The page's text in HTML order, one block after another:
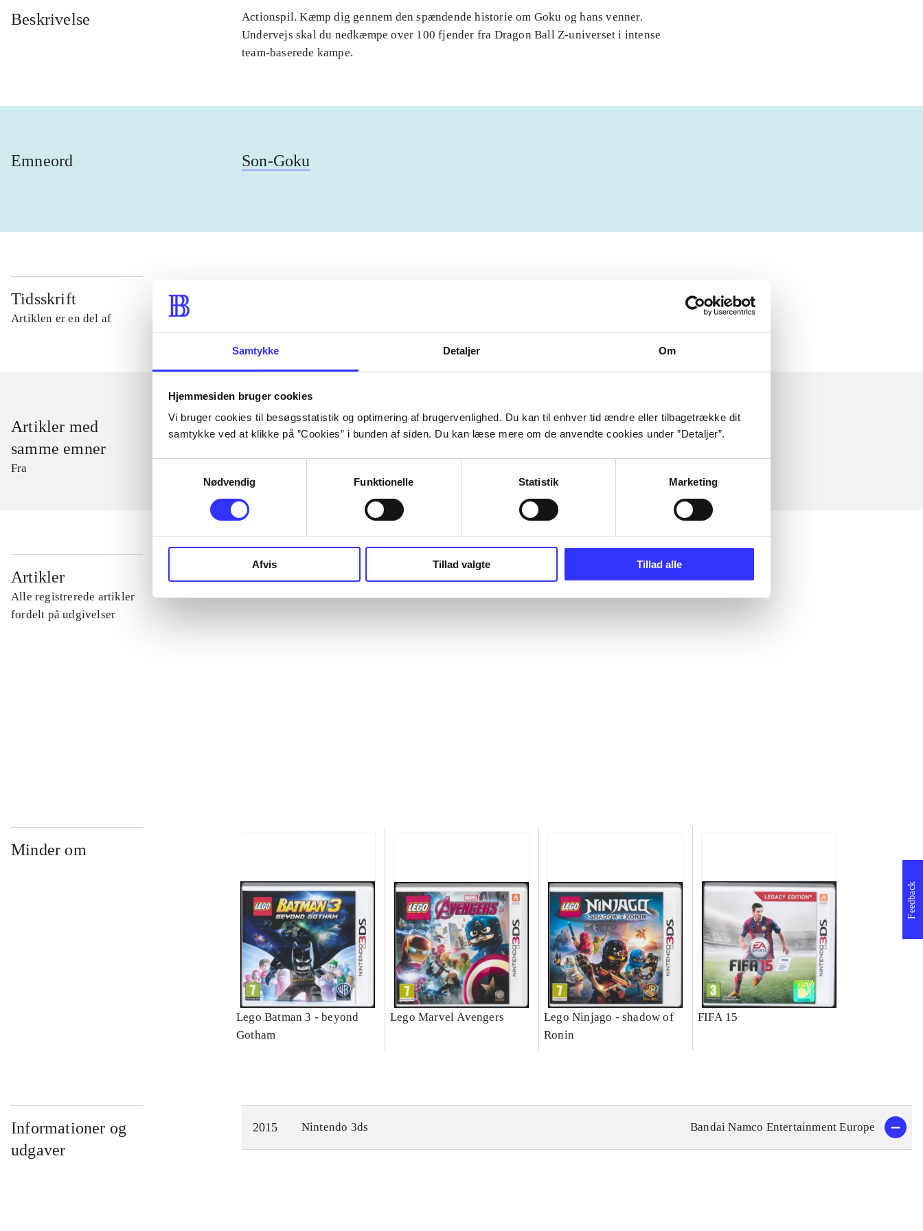
Samtykke Detaljer Om
Hjemmesiden bruger cookies
Vi bruger cookies til besøgsstatistik og optimering af brugervenlighed. Du kan til enhver tid ændre eller tilbagetrække dit
samtykke ved at klikke på ”Cookies” i bunden af siden. Du kan læse mere om de anvendte cookies under ”Detaljer”.
Nødvendig
Funktionelle Statistik Marketing
Afvis Tillad valgte Tillad alle
Beskrivelse
Actionspil. Kæmp dig gennem den spændende historie om Goku og hans venner.
Undervejs skal du nedkæmpe over 100 fjender fra Dragon Ball Z-universet i intense
team-baserede kampe.
Emneord Son-Goku
Tidsskrift
Artiklen er en del af
Artikler med
samme emner
Fra
Artikler
Alle registrerede artikler
fordelt på udgivelser
Minder om
Lego Batman 3 - beyond
Gotham
Lego Marvel Avengers
Lego Ninjago - shadow of
Ronin
FIFA 15
Informationer og
udgaver
2015 Nintendo 3ds Bandai Namco Entertainment Europe
Feedback